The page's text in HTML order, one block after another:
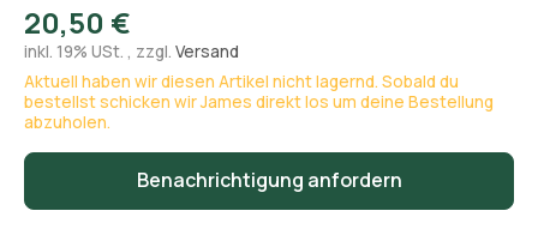
20,50 €
inkl. 19% USt. , zzgl. Versand
Aktuell haben wir diesen Artikel nicht lagernd. Sobald du
bestellst schicken wir James direkt los um deine Bestellung
abzuholen.
Benachrichtigung anfordern